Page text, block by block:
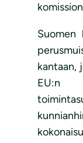
Suomen
kantaan,
EU:n